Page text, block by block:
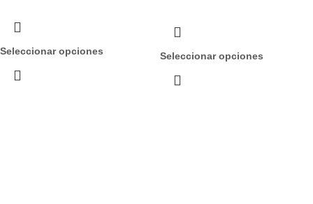
Seleccionar opciones Seleccionar opciones